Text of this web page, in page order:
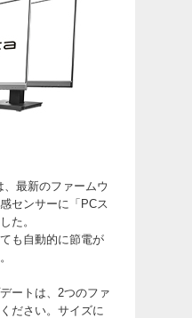
、最新のファームウ
センサーに「PCス
た。
も自動的に節電が
ートは、2つのファ
ださい。サイズに